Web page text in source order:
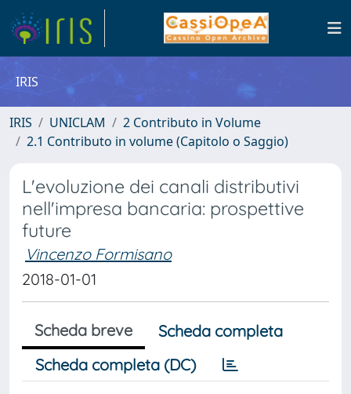
IRIS
IRIS UNICLAM
2 Contributo in Volume
2.1 Contributo in volume (Capitolo o Saggio)
L'evoluzione dei canali distributivi
nell'impresa bancaria: prospettive
future
Vincenzo Formisano
2018-01-01
Scheda breve
Scheda completa
Scheda completa (DC)